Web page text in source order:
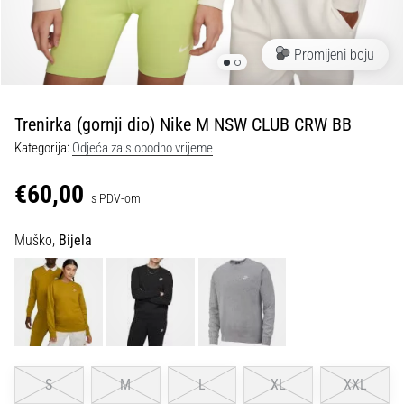
tisak
obradu
sportske
opreme
•
Play
More
Victories
Pripremi
se
EURO
2025
Promijeni boju
Trenirka (gornji dio) Nike M NSW CLUB CRW BB
Kategorija: Odjeća za slobodno vrijeme
€60,00 s PDV-om
Muško, Bijela
S M L XL XXL